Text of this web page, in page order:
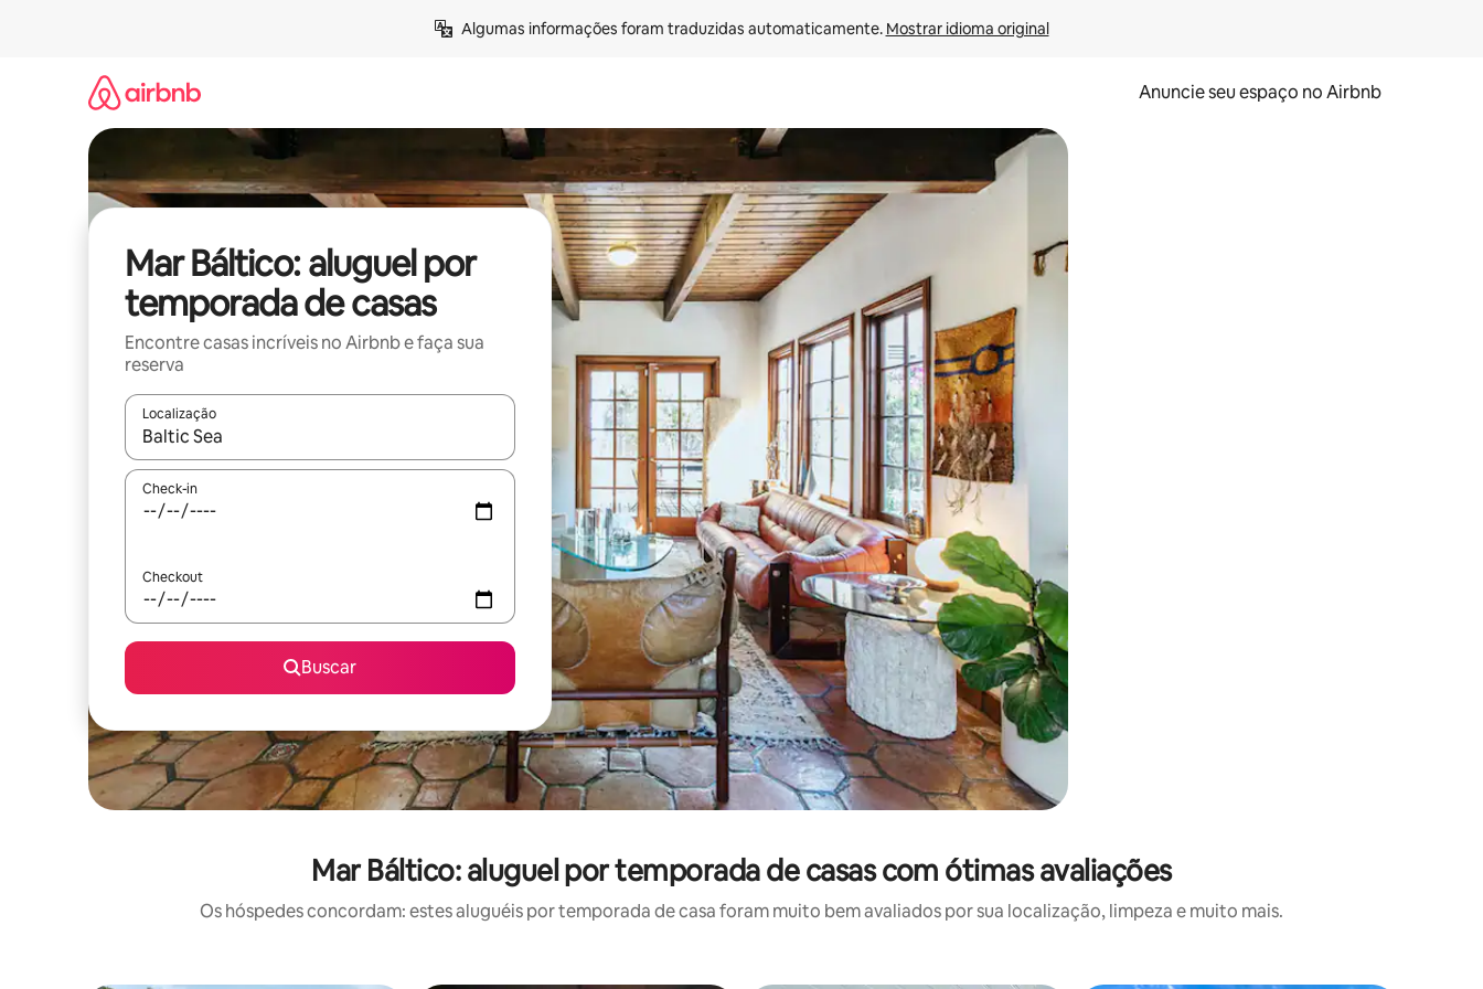
Algumas informações foram traduzidas automaticamente. Mostrar idioma original
Anuncie seu espaço no Airbnb
Mar Báltico: aluguel por
temporada de casas
Encontre casas incríveis no Airbnb e faça sua
reserva
Localização
Quando os resultados estiverem disponíveis, explore-os usando as seta para cima e para baixo do teclado ou tocando e deslizando o dedo na tela.
Check-in
Checkout
Buscar
Mar Báltico: aluguel por temporada de casas com ótimas avaliações
Os hóspedes concordam: estes aluguéis por temporada de casa foram muito bem avaliados por sua localização, limpeza e muito mais.